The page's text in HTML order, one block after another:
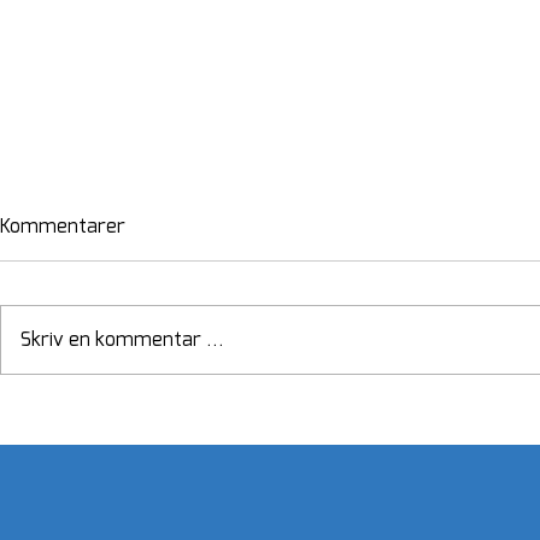
Kommentarer
Skriv en kommentar …